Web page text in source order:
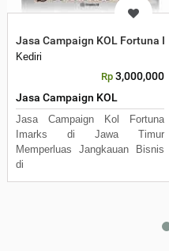
Jasa Campaign KOL Fortuna
Kediri
Rp 3,000,000
Jasa Campaign KOL
Jasa Campaign Kol Fortuna
Imarks di Jawa Timur
Memperluas Jangkauan Bisnis
di